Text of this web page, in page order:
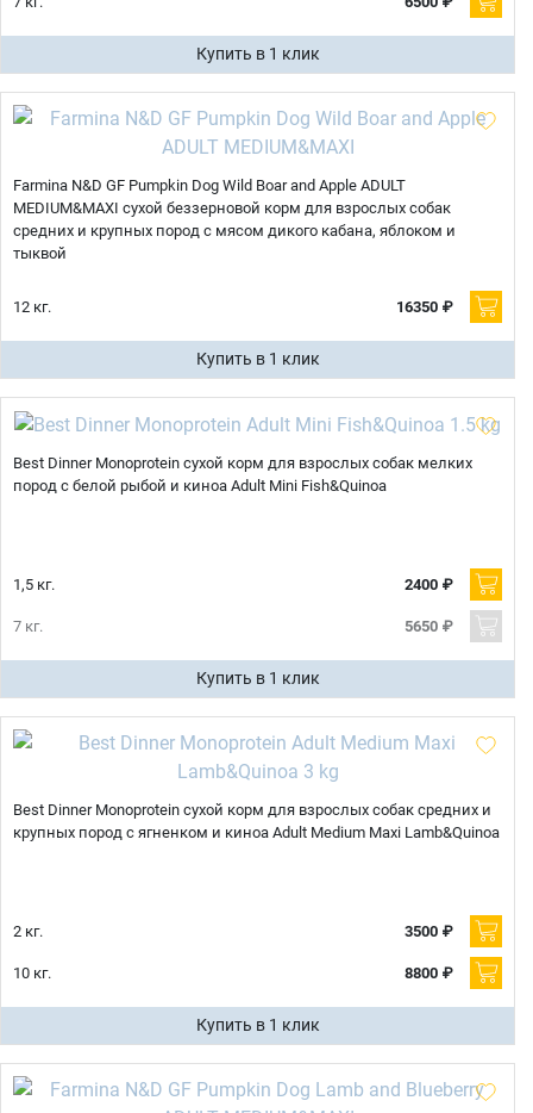
Купить в 1 клик
Farmina N&D GF Pumpkin Dog Wild Boar and Apple ADULT
MEDIUM&MAXI сухой беззерновой корм для взрослых собак
средних и крупных пород с мясом дикого кабана, яблоком и
тыквой
12 кг. 16350 ₽
Купить в 1 клик
Best Dinner Monoprotein сухой корм для взрослых собак мелких
пород с белой рыбой и киноа Adult Mini Fish&Quinoa
1,5 кг. 2400 ₽
7 кг. 5650 ₽
Купить в 1 клик
Best Dinner Monoprotein сухой корм для взрослых собак средних и
крупных пород с ягненком и киноа Adult Medium Maxi Lamb&Quinoa
2 кг. 3500 ₽
10 кг. 8800 ₽
Купить в 1 клик